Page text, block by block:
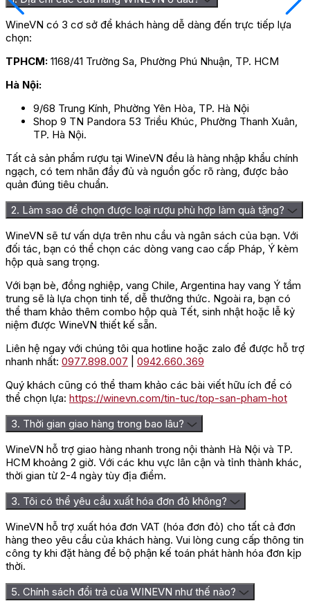
dài lâu với hương thơm hoa quả sang trọng.
Quy trình sản xuất rượu vang Rios De
Chile Chardonnay
mọng ngay tại vườn và tiến hành chọn lọc cẩn thận, sơ chế và
làm sạch. Nho sẽ được ép lấy nước rồi lên men ở nhiệt độ thích
hợp từ 24 – 26 độ C trong khoảng 20 ngày, lọc sạch và làm
mịn. Để rượu được ổn định và hương vị trở nên hài hòa và sâu
lắng hơn, nhà sản xuất tiến hành ngâm ủ rượu trong thùng gỗ
Sồi khoảng 18 tháng. Rượu được đóng chai và để ổn định từ 12
– 18 tháng rồi mới được tung bán ra thị trường.
Cách thưởng thức rượu vang Rios De
Chile Chardonnay
bít tết, thịt bò, salad, pho mát và các loại thịt rừng như hươu,
nai, cừu,… Nhiệt độ thích hợp để thưởng thức rượu khoảng 12
độ C.
Chưa có đánh giá nào.
Hãy là người đầu tiên nhận xét “Rượu Vang Chile Rios De Chile
Chardonnay”
Bạn phảiđăng nhậpđể gửi đánh giá.
WineVN có 3 cơ sở để khách hàng dễ dàng đến trực tiếp lựa
chọn:
TPHCM: 1168/41 Trường Sa, Phường Phú Nhuận, TP. HCM
Hà Nội:
9/68 Trung Kính, Phường Yên Hòa, TP. Hà Nội
Shop 9 TN Pandora 53 Triều Khúc, Phường Thanh Xuân,
TP. Hà Nội.
Tất cả sản phẩm rượu tại WineVN đều là hàng nhập khẩu chính
ngạch, có tem nhãn đầy đủ và nguồn gốc rõ ràng, được bảo
quản đúng tiêu chuẩn.
2. Làm sao để chọn được loại rượu phù hợp làm quà tặng?
WineVN sẽ tư vấn dựa trên nhu cầu và ngân sách của bạn. Với
đối tác, bạn có thể chọn các dòng vang cao cấp Pháp, Ý kèm
hộp quà sang trọng.
Với bạn bè, đồng nghiệp, vang Chile, Argentina hay vang Ý tầm
trung sẽ là lựa chọn tinh tế, dễ thưởng thức. Ngoài ra, bạn có
thể tham khảo thêm combo hộp quà Tết, sinh nhật hoặc lễ kỷ
niệm được WineVN thiết kế sẵn.
Liên hệ ngay với chúng tôi qua hotline hoặc zalo để được hỗ trợ
nhanh nhất: 0977.898.007
0942.660.369
Quý khách cũng có thể tham khảo các bài viết hữu ích để có
thể chọn lựa: https://winevn.com/tin-tuc/top-san-pham-hot
3. Thời gian giao hàng trong bao lâu?
WineVN hỗ trợ giao hàng nhanh trong nội thành Hà Nội và TP.
HCM khoảng 2 giờ. Với các khu vực lân cận và tỉnh thành khác,
thời gian từ 2-4 ngày tùy địa điểm.
3. Tôi có thể yêu cầu xuất hóa đơn đỏ không?
WineVN hỗ trợ xuất hóa đơn VAT (hóa đơn đỏ) cho tất cả đơn
hàng theo yêu cầu của khách hàng. Vui lòng cung cấp thông tin
công ty khi đặt hàng để bộ phận kế toán phát hành hóa đơn kịp
thời.
5. Chính sách đổi trả của WINEVN như thế nào?